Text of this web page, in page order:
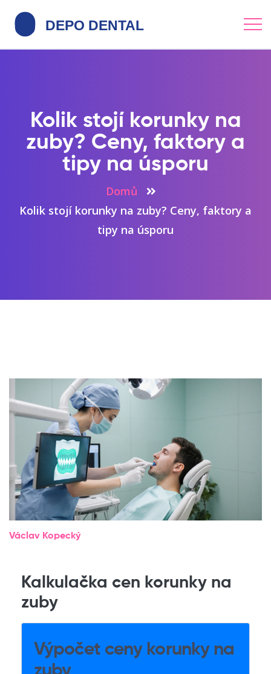
Kolik stojí korunky na
zuby? Ceny, faktory a
tipy na úsporu
Domů
Kolik stojí korunky na zuby? Ceny, faktory a
tipy na úsporu
Václav Kopecký
Kalkulačka cen korunky na
zuby
Výpočet ceny korunky na